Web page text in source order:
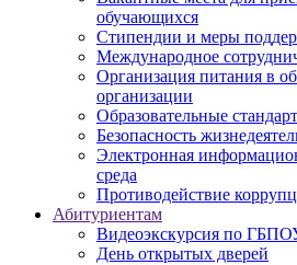
обучающихся
Стипендии и меры
Международное
Организация питания в
организации
Образовательные
Безопасность
Электронная
среда
Противодействие
Абитуриентам
Видеоэкскурсия по
День открытых дверей